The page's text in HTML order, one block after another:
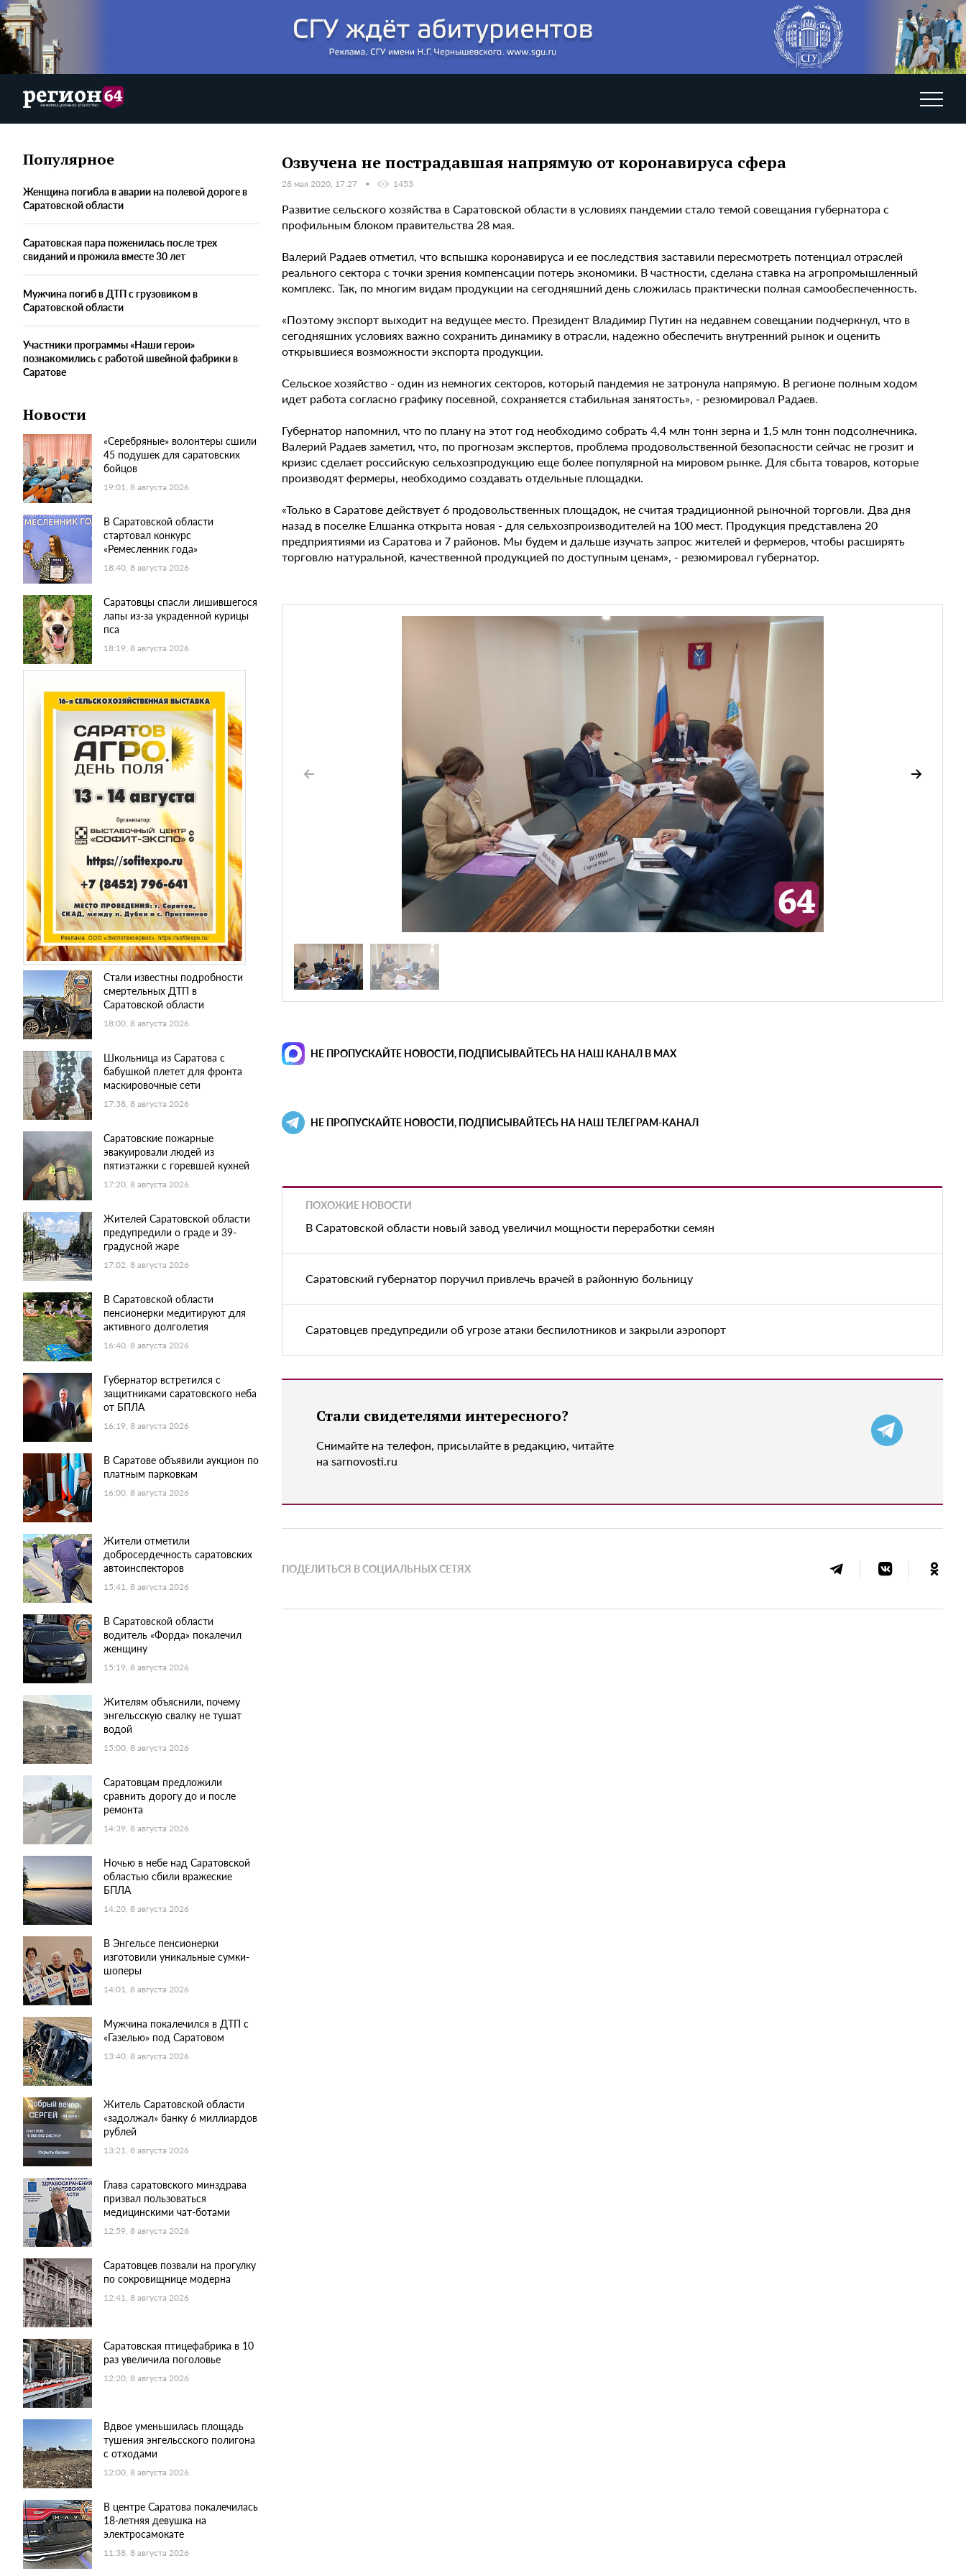
Популярное
Женщина погибла в аварии на полевой дороге в
Саратовской области
Саратовская пара поженилась после трех
свиданий и прожила вместе 30 лет
Мужчина погиб в ДТП с грузовиком в
Саратовской области
Участники программы «Наши герои»
познакомились с работой швейной фабрики в
Саратове
Новости
«Серебряные» волонтеры сшили
45 подушек для саратовских
бойцов
19:01, 8 августа 2026
В Саратовской области
стартовал конкурс
«Ремесленник года»
18:40, 8 августа 2026
Саратовцы спасли лишившегося
лапы из-за украденной курицы
пса
18:19, 8 августа 2026
Стали известны подробности
смертельных ДТП в
Саратовской области
18:00, 8 августа 2026
Школьница из Саратова с
бабушкой плетет для фронта
маскировочные сети
17:38, 8 августа 2026
Саратовские пожарные
эвакуировали людей из
пятиэтажки с горевшей кухней
17:20, 8 августа 2026
Жителей Саратовской области
предупредили о граде и 39-
градусной жаре
17:02, 8 августа 2026
В Саратовской области
пенсионерки медитируют для
активного долголетия
16:40, 8 августа 2026
Губернатор встретился с
защитниками саратовского неба
от БПЛА
16:19, 8 августа 2026
В Саратове объявили аукцион по
платным парковкам
16:00, 8 августа 2026
Жители отметили
добросердечность саратовских
автоинспекторов
15:41, 8 августа 2026
В Саратовской области
водитель «Форда» покалечил
женщину
15:19, 8 августа 2026
Жителям объяснили, почему
энгельсскую свалку не тушат
водой
15:00, 8 августа 2026
Саратовцам предложили
сравнить дорогу до и после
ремонта
14:39, 8 августа 2026
Ночью в небе над Саратовской
областью сбили вражеские
БПЛА
14:20, 8 августа 2026
В Энгельсе пенсионерки
изготовили уникальные сумки-
шоперы
14:01, 8 августа 2026
Мужчина покалечился в ДТП с
«Газелью» под Саратовом
13:40, 8 августа 2026
Житель Саратовской области
«задолжал» банку 6 миллиардов
рублей
13:21, 8 августа 2026
Глава саратовского минздрава
призвал пользоваться
медицинскими чат-ботами
12:59, 8 августа 2026
Саратовцев позвали на прогулку
по сокровищнице модерна
12:41, 8 августа 2026
Саратовская птицефабрика в 10
раз увеличила поголовье
12:20, 8 августа 2026
Вдвое уменьшилась площадь
тушения энгельсского полигона
с отходами
12:00, 8 августа 2026
В центре Саратова покалечилась
18-летняя девушка на
электросамокате
11:38, 8 августа 2026
Озвучена не пострадавшая напрямую от коронавируса сфера
28 мая 2020, 17:27 1453
Развитие сельского хозяйства в Саратовской области в условиях пандемии стало темой совещания губернатора с
профильным блоком правительства 28 мая.
Валерий Радаев отметил, что вспышка коронавируса и ее последствия заставили пересмотреть потенциал отраслей
реального сектора с точки зрения компенсации потерь экономики. В частности, сделана ставка на агропромышленный
комплекс. Так, по многим видам продукции на сегодняшний день сложилась практически полная самообеспеченность.
«Поэтому экспорт выходит на ведущее место. Президент Владимир Путин на недавнем совещании подчеркнул, что в
сегодняшних условиях важно сохранить динамику в отрасли, надежно обеспечить внутренний рынок и оценить
открывшиеся возможности экспорта продукции.
Сельское хозяйство - один из немногих секторов, который пандемия не затронула напрямую. В регионе полным ходом
идет работа согласно графику посевной, сохраняется стабильная занятость», - резюмировал Радаев.
Губернатор напомнил, что по плану на этот год необходимо собрать 4,4 млн тонн зерна и 1,5 млн тонн подсолнечника.
Валерий Радаев заметил, что, по прогнозам экспертов, проблема продовольственной безопасности сейчас не грозит и
кризис сделает российскую сельхозпродукцию еще более популярной на мировом рынке. Для сбыта товаров, которые
производят фермеры, необходимо создавать отдельные площадки.
«Только в Саратове действует 6 продовольственных площадок, не считая традиционной рыночной торговли. Два дня
назад в поселке Елшанка открыта новая - для сельхозпроизводителей на 100 мест. Продукция представлена 20
предприятиями из Саратова и 7 районов. Мы будем и дальше изучать запрос жителей и фермеров, чтобы расширять
торговлю натуральной, качественной продукцией по доступным ценам», - резюмировал губернатор.
НЕ ПРОПУСКАЙТЕ НОВОСТИ, ПОДПИСЫВАЙТЕСЬ НА НАШ КАНАЛ В MAX
НЕ ПРОПУСКАЙТЕ НОВОСТИ, ПОДПИСЫВАЙТЕСЬ НА НАШ ТЕЛЕГРАМ-КАНАЛ
ПОХОЖИЕ НОВОСТИ
В Саратовской области новый завод увеличил мощности переработки семян
Саратовский губернатор поручил привлечь врачей в районную больницу
Саратовцев предупредили об угрозе атаки беспилотников и закрыли аэропорт
Стали свидетелями интересного?
Снимайте на телефон, присылайте в редакцию, читайте
на sarnovosti.ru
ПОДЕЛИТЬСЯ В СОЦИАЛЬНЫХ СЕТЯХ